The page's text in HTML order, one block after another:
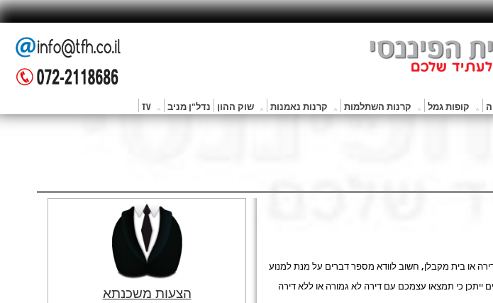
קופות גמל קרנות השתלמות קרנות נאמנות שוק ההון נדל"ן מניב TV
הצעות משכנתא
או בית מקבלן, חשוב לוודא מספר דברים על מנת למנוע
ייתכן כי תמצאו עצמכם עם דירה לא גמורה או ללא דירה